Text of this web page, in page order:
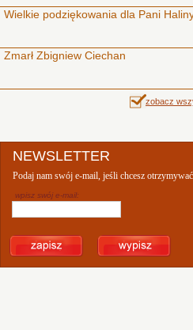
Wielkie podziękowania dla Pani
Zmarł Zbigniew Ciechan
zobacz
NEWSLETTER
Podaj nam swój e-mail, jeśli chcesz
wpisz swój e-mail: